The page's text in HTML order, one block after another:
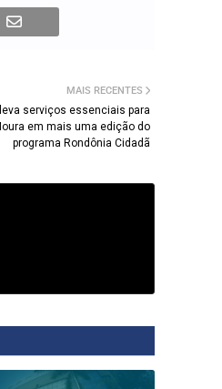
MAIS RECENTES
leva serviços essenciais para
em mais uma edição do
programa Rondônia Cidadã